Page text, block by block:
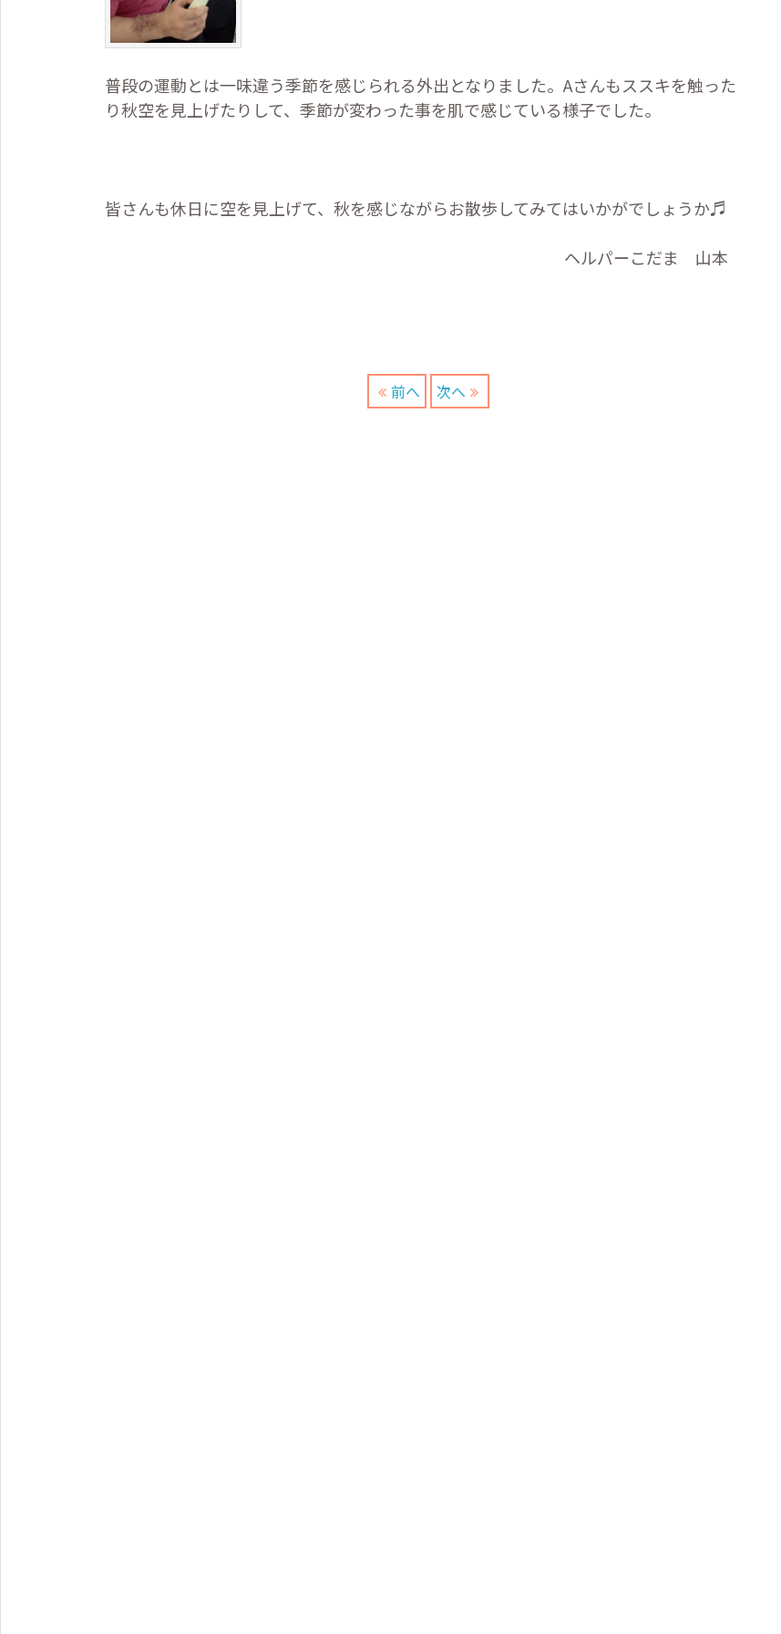
普段の運動とは一味違う季節を感じられる外出となりました。 Aさんもススキを触った
り秋空を見上げたりして、季節が変わった事を肌で感じている様子でした。
皆さんも休日に空を見上げて、秋を感じながらお散歩してみてはいかがでしょうか♬
ヘルパーこだま 山本
前へ 次へ